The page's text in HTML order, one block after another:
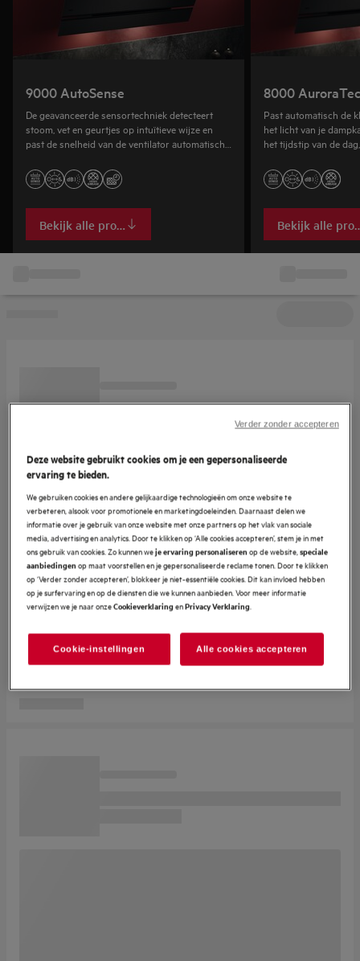
9000 AutoSense
De geavanceerde sensortechniek detecteert
stoom, vet en geurtjes op intuïtieve wijze en
past de snelheid van de ventilator automatisch
Bekijk alle producten
8000
Past automatisch de
het licht van je
het tijdstip van de
Bekijk alle
Deze website gebruikt cookies om je een gepersonaliseerde
ervaring te bieden.
We gebruiken cookies en andere gelijkaardige technologieën om onze website te
verbeteren, alsook voor promotionele en marketingdoeleinden. Daarnaast delen we
informatie over je gebruik van onze website met onze partners op het vlak van sociale
media, advertising en analytics. Door te klikken op ‘Alle cookies accepteren’, stem je in met
ons gebruik van cookies. Zo kunnen weje ervaring personaliseren op de website,speciale
aanbiedingen op maat voorstellen en je gepersonaliseerde reclame tonen. Door te klikken
op ‘Verder zonder accepteren’, blokkeer je niet-essentiële cookies. Dit kan invloed hebben
op je surfervaring en op de diensten die we kunnen aanbieden. Voor meer informatie
verwijzen we je naar onzeCookieverklaringenPrivacy Verklaring.
Cookie-instellingen Alle cookies accepteren
Verder zonder accepteren